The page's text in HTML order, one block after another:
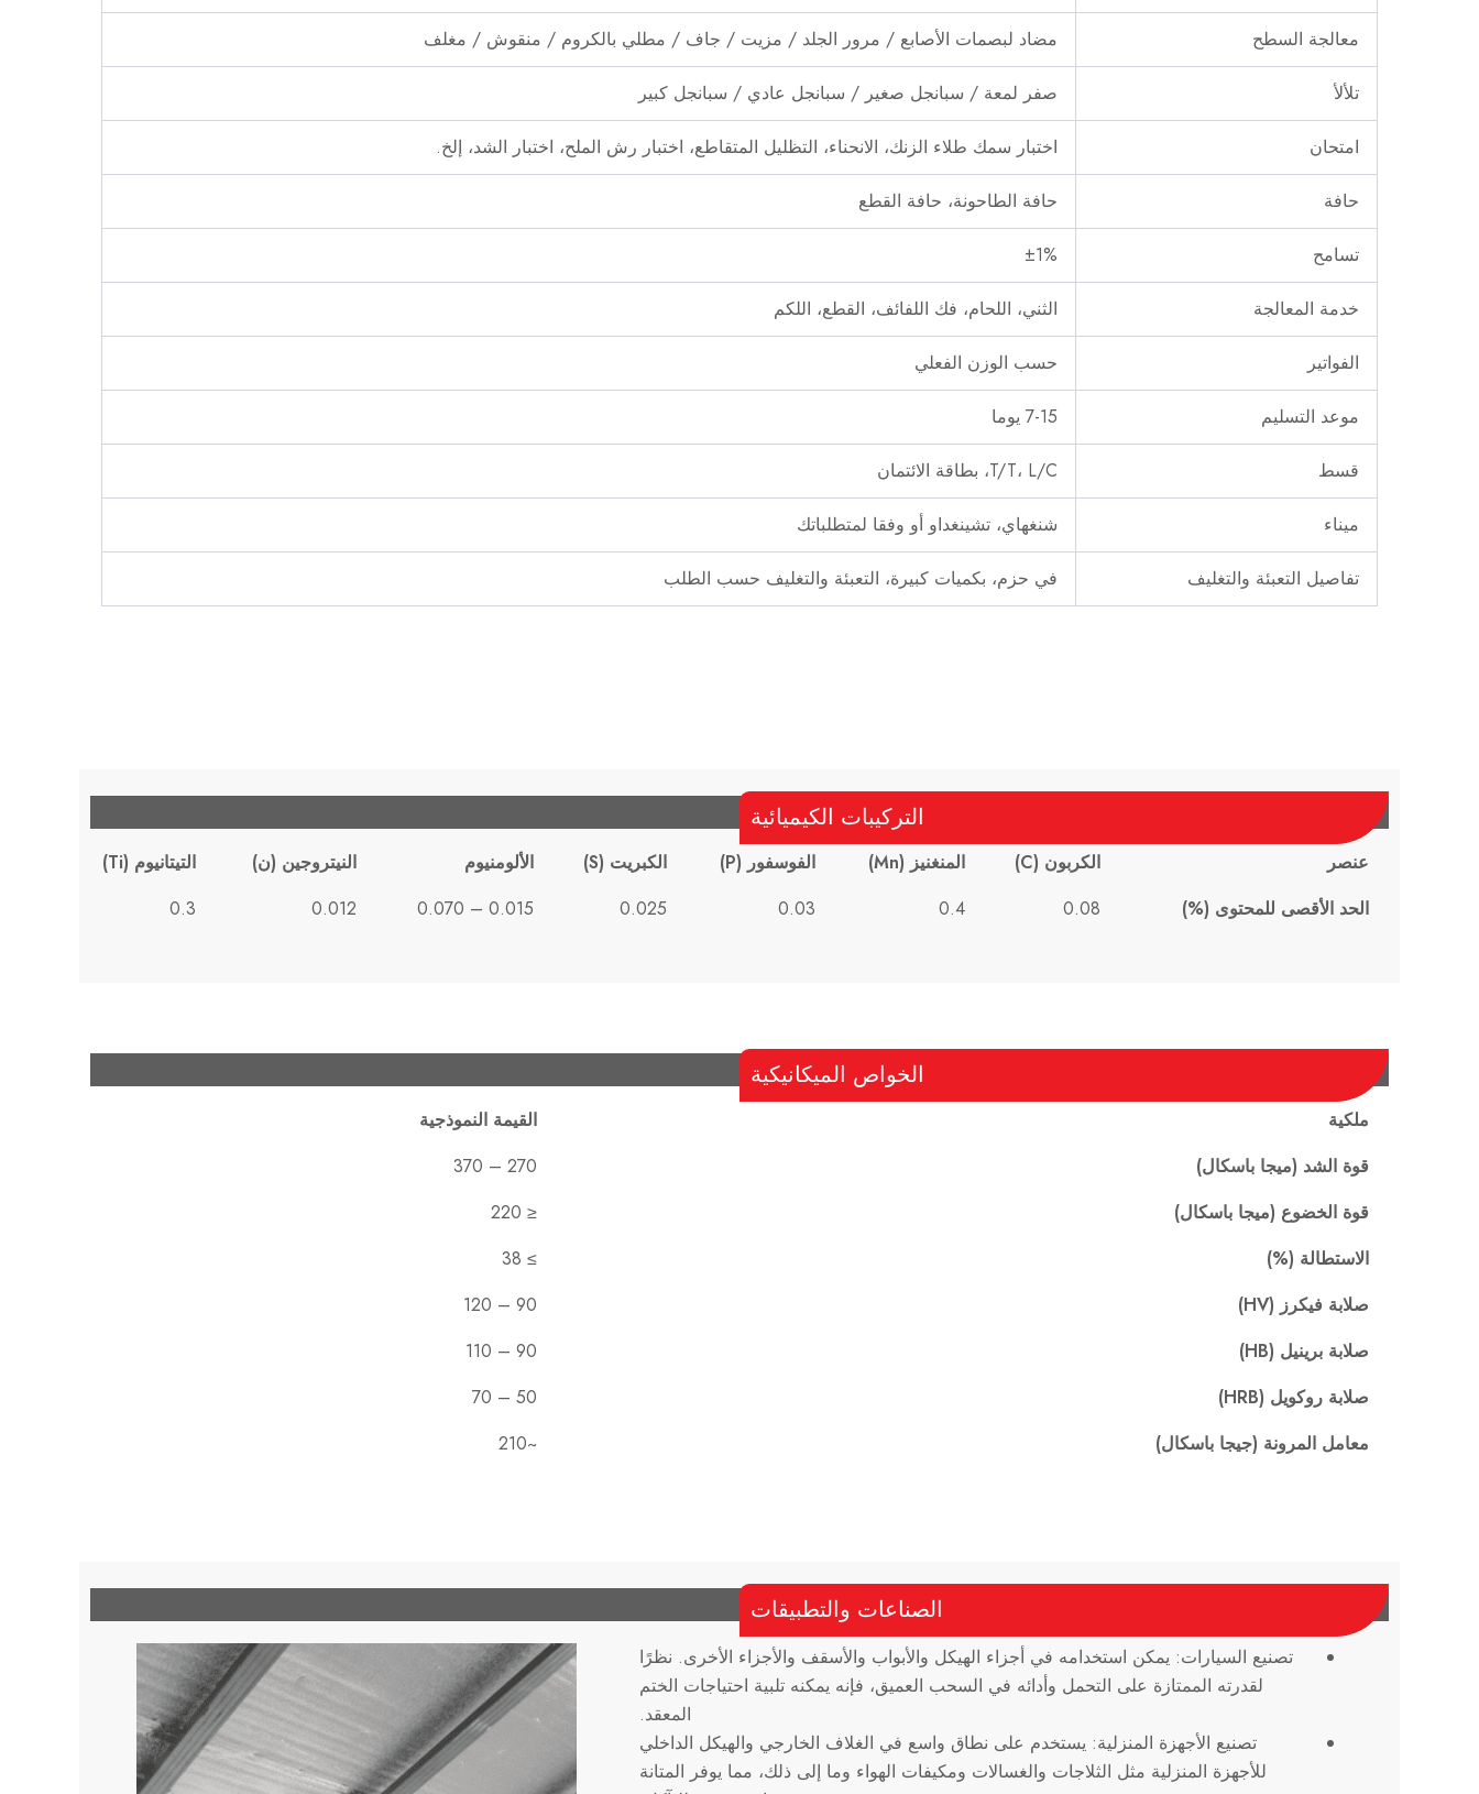
معالجة السطح مضاد لبصمات الأصابع / مرور الجلد / مزيت / جاف / مطلي بالكروم / منقوش / مغلف
تلألأ صفر لمعة / سبانجل صغير / سبانجل عادي / سبانجل كبير
امتحان اختبار سمك طلاء الزنك، الانحناء، التظليل المتقاطع، اختبار رش الملح، اختبار الشد، إلخ.
حافة حافة الطاحونة، حافة القطع
تسامح ±1%
خدمة المعالجة الثني، اللحام، فك اللفائف، القطع، اللكم
الفواتير حسب الوزن الفعلي
موعد التسليم 7-15 يوما
قسط T/T، L/C، بطاقة الائتمان
ميناء شنغهاي، تشينغداو أو وفقا لمتطلباتك
تفاصيل التعبئة والتغليف في حزم، بكميات كبيرة، التعبئة والتغليف حسب الطلب
التركيبات الكيميائية
عنصر الكربون (C) المنغنيز (Mn) الفوسفور (P) الكبريت (S) الألومنيوم النيتروجين (ن)
التيتانيوم (Ti)
الحد الأقصى للمحتوى (%)
0.08
0.4
0.03
0.025
0.015 – 0.070
0.012
0.3
الخواص الميكانيكية
ملكية
القيمة النموذجية
قوة الشد (ميجا باسكال)
270 – 370
قوة الخضوع (ميجا باسكال)
≤ 220
الاستطالة (%)
≥ 38
صلابة فيكرز (HV)
90 – 120
صلابة برينيل (HB)
90 – 110
صلابة روكويل (HRB)
50 – 70
معامل المرونة (جيجا باسكال)
~210
الصناعات والتطبيقات
تصنيع السيارات: يمكن استخدامه في أجزاء الهيكل والأبواب والأسقف والأجزاء الأخرى. نظرًا
لقدرته الممتازة على التحمل وأدائه في السحب العميق، فإنه يمكنه تلبية احتياجات الختم
المعقد.
تصنيع الأجهزة المنزلية: يستخدم على نطاق واسع في الغلاف الخارجي والهيكل الداخلي
للأجهزة المنزلية مثل الثلاجات والغسالات ومكيفات الهواء وما إلى ذلك، مما يوفر المتانة